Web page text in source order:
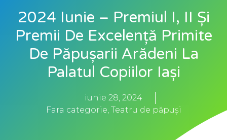
2024 Iunie – Premiul I, II Și
Premii De Excelență Primite
De Păpușarii Arădeni La
Palatul Copiilor Iași
iunie 28, 2024
Fara categorie, Teatru de păpuși